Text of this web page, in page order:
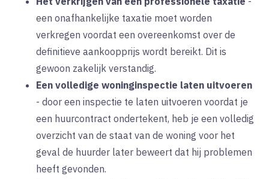
een onafhankelijke taxatie moet worden
verkregen voordat een overeenkomst over de
definitieve aankoopprijs wordt bereikt. Dit is
gewoon zakelijk verstandig.
Een volledige woninginspectie laten uitvoeren
- door een inspectie te laten uitvoeren voordat je
een huurcontract ondertekent, heb je een volledig
overzicht van de staat van de woning voor het
geval de huurder later beweert dat hij problemen
heeft gevonden.